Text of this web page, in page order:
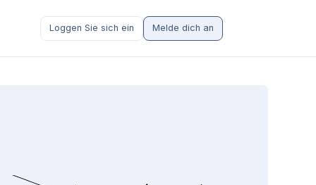
Loggen Sie sich ein Melde dich an